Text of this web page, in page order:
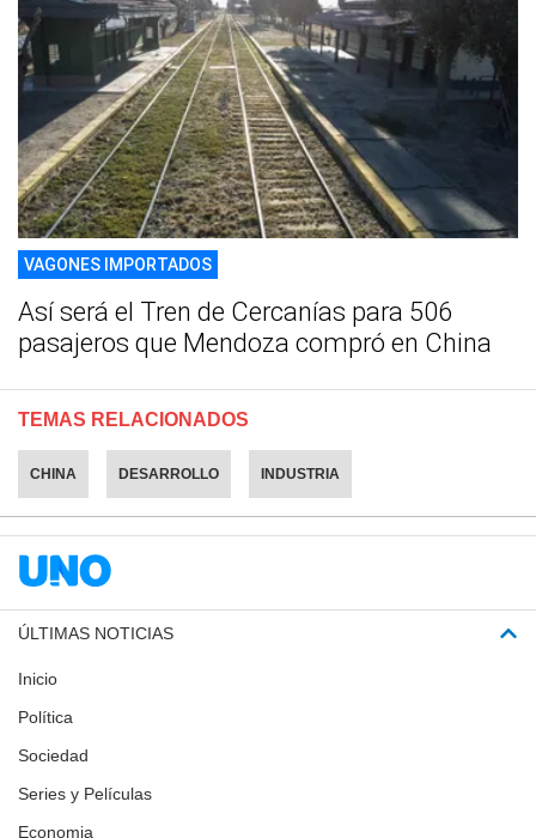
VAGONES IMPORTADOS
Así será el Tren de Cercanías para 506
pasajeros que Mendoza compró en China
TEMAS RELACIONADOS
CHINA DESARROLLO INDUSTRIA
ÚLTIMAS NOTICIAS
Inicio
Política
Sociedad
Series y Películas
Economia